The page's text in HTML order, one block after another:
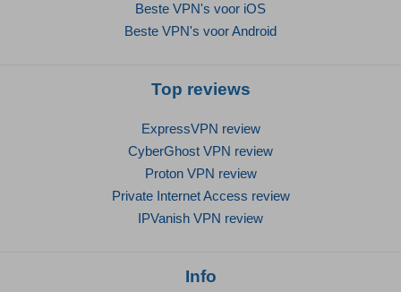
Beste VPN's voor iOS
Beste VPN's voor Android
Top reviews
ExpressVPN review
CyberGhost VPN review
Proton VPN review
Private Internet Access review
IPVanish VPN review
Info